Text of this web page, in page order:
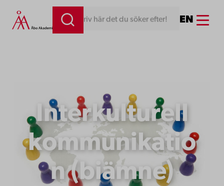
Skriv här det du söker efter! EN Menu
Interkulturell
kommunikatio
n (biämne)